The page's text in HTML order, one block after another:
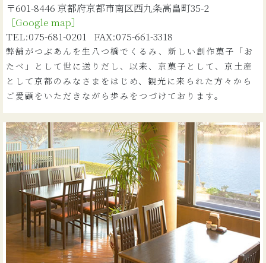
〒601-8446 京都府京都市南区西九条高畠町35-2
［Google map］
TEL:075-681-0201 FAX:075-661-3318
弊舗がつぶあんを生八つ橋でくるみ、新しい創作菓子「お
たべ」として世に送りだし、以来、京菓子として、京土産
として京都のみなさまをはじめ、観光に来られた方々から
ご愛顧をいただきながら歩みをつづけております。